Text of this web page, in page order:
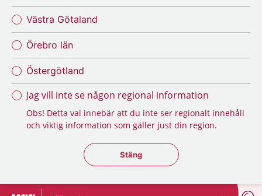
Västra Götaland
Örebro län
Östergötland
Jag vill inte se någon regional information
Obs! Detta val innebär att du inte ser regionalt innehåll
och viktig information som gäller just din region.
Stäng regionsväljaren
Stäng